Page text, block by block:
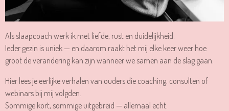
Als slaapcoach werk ik met liefde, rust en duidelijkheid.
Ieder gezin is uniek — en daarom raakt het mij elke keer weer hoe
groot de verandering kan zijn wanneer we samen aan de slag gaan.
Hier lees je eerlijke verhalen van ouders die coaching, consulten of
webinars bij mij volgden.
Sommige kort, sommige uitgebreid — allemaal echt.